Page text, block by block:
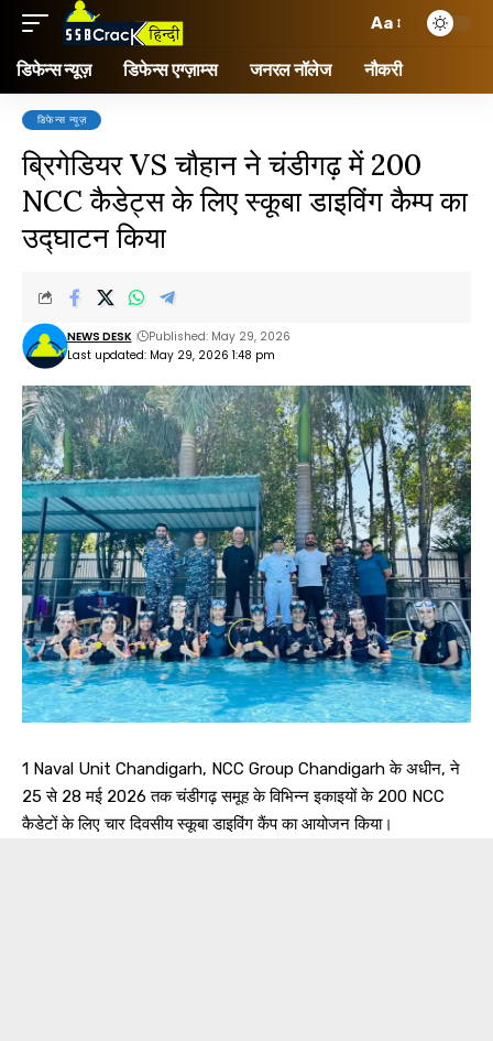
Aa
डिफेन्स न्यूज़ डिफेन्स एग्ज़ाम्स जनरल नॉलेज नौकरी
डिफेन्स न्यूज़
ब्रिगेडियर VS चौहान ने चंडीगढ़ में 200
NCC कैडेट्स के लिए स्कूबा डाइविंग कैम्प का
उद्घाटन किया
Last updated: May 29, 2026 1:48 pm
NEWS DESK Published: May 29, 2026
1 Naval Unit Chandigarh, NCC Group Chandigarh के अधीन, ने
25 से 28 मई 2026 तक चंडीगढ़ समूह के विभिन्न इकाइयों के 200 NCC
कैडेटों के लिए चार दिवसीय स्कूबा डाइविंग कैंप का आयोजन किया।